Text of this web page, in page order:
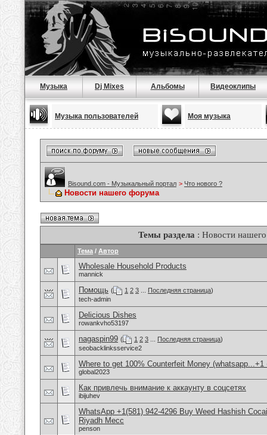
Музыка Dj Mixes Альбомы Видеоклипы
Музыка пользователей Моя музыка
Bisound.com - Музыкальный портал > Что нового ?
Новости нашего форума
Темы раздела : Новости
Тема / Автор
Wholesale Household Products
mannick
Помощь ( 1 2 3 Последняя страница)
tech-admin
Delicious Dishes
rowankvho53197
nagaspin99 ( 1 2 3 Последняя страница)
seobacklinksservice2
Where to get 100% Counterfeit Money (whatsapp...+1
global2023
Как привлечь внимание к аккаунту в соцсетях
ibijuhev
WhatsApp +1(581) 942-4296 Buy Weed Hashish
Riyadh Mecc
penson